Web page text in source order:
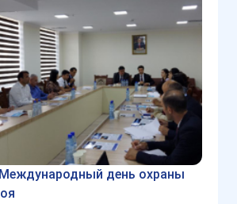
день охраны